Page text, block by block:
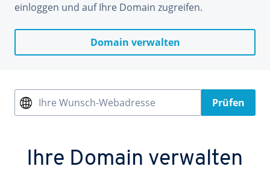
einloggen und auf Ihre Domain zugreifen.
Domain verwalten
Ihre Wunsch-Webadresse Prüfen
Ihre Domain verwalten